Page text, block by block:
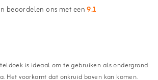
beoordelen ons met een9.1
is ideaal om te gebruiken als ondergrond
Het voorkomt dat onkruid boven kan komen.